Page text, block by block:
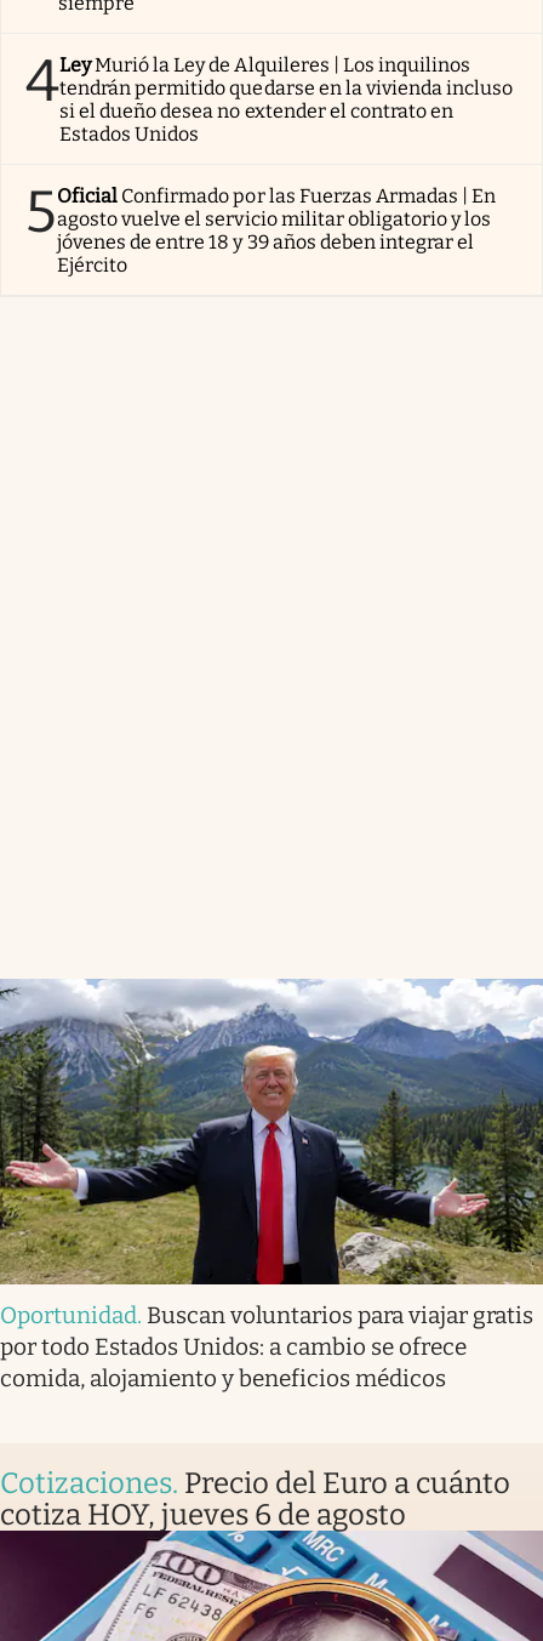
4LeyMurió la Ley de Alquileres | Los inquilinos
tendrán permitido quedarse en la vivienda incluso
si el dueño desea no extender el contrato en
Estados Unidos
5Oficial Confirmado por las Fuerzas Armadas | En
agosto vuelve el servicio militar obligatorio y los
jóvenes de entre 18 y 39 años deben integrar el
Ejército
Oportunidad. Buscan voluntarios para viajar gratis
por todo Estados Unidos: a cambio se ofrece
comida, alojamiento y beneficios médicos
Cotizaciones. Precio del Euro a cuánto
cotiza HOY, jueves 6 de agosto